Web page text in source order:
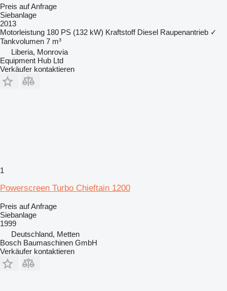
Preis auf Anfrage
Siebanlage
2013
Motorleistung 180 PS (132 kW) Kraftstoff Diesel Raupenantrieb ✓
Tankvolumen 7 m³
Liberia, Monrovia
Equipment Hub Ltd
Verkäufer kontaktieren
1
Powerscreen Turbo Chieftain 1200
Preis auf Anfrage
Siebanlage
1999
Deutschland, Metten
Bosch Baumaschinen GmbH
Verkäufer kontaktieren